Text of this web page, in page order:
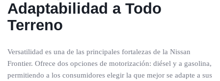
Adaptabilidad a Todo
Terreno
Versatilidad es una de las principales fortalezas de la Nissan
Frontier. Ofrece dos opciones de motorización: diésel y a gasolina,
permitiendo a los consumidores elegir la que mejor se adapte a sus